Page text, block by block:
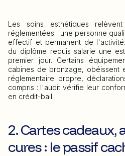
Les soins esthétiques
réglementées : une personne
effectif et permanent de
du diplôme requis salarie une
premier jour. Certains
cabines de bronzage, obéissent
réglementaire propre,
compris : l'audit vérifie leur
en crédit-bail.
2. Cartes cadeaux,
cures : le passif